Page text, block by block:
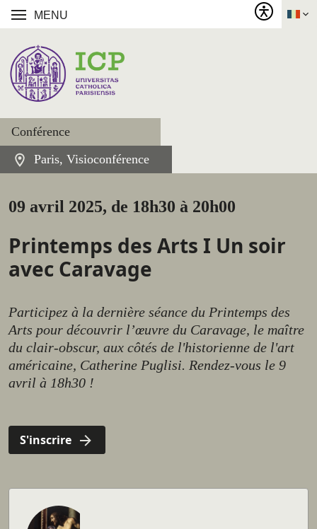
MENU
Conférence
Paris, Visioconférence
09 avril 2025, de 18h30 à 20h00
Printemps des Arts I Un soir
avec Caravage
Participez à la dernière séance du Printemps des
Arts pour découvrir l’œuvre du Caravage, le maître
du clair-obscur, aux côtés de l'historienne de l'art
américaine, Catherine Puglisi. Rendez-vous le 9
avril à 18h30 !
S'inscrire